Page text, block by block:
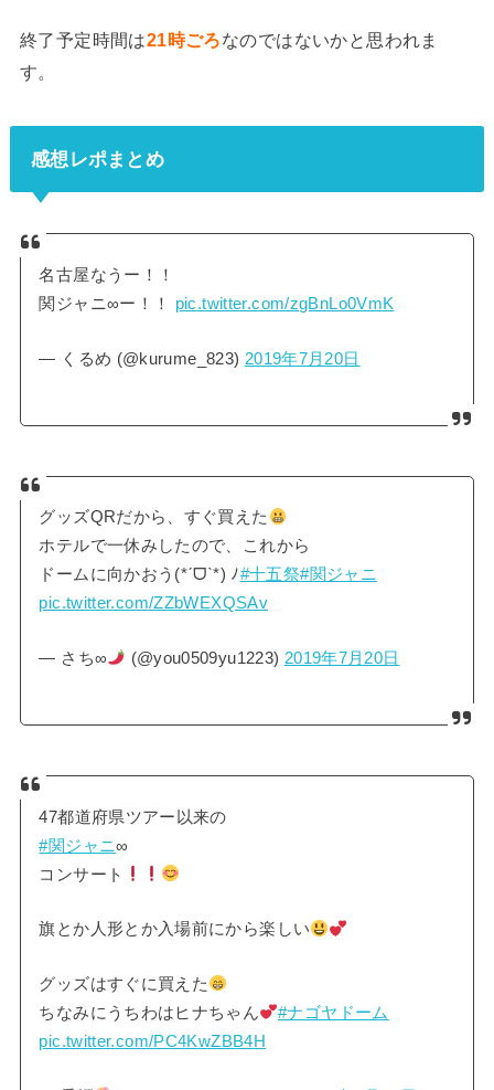
終了予定時間は21時ごろなのではないかと思われま
す。
感想レポまとめ
名古屋なうー！！
関ジャニ∞ー！！ pic.twitter.com/zgBnLo0VmK
— くるめ (@kurume_823) 2019年7月20日
グッズQRだから、すぐ買えた
ホテルで一休みしたので、これから
ドームに向かおう(*ˊᗜˋ*) ﾉ#十五祭#関ジャニ
pic.twitter.com/ZZbWEXQSAv
— さち∞ (@you0509yu1223) 2019年7月20日
47都道府県ツアー以来の
#関ジャニ∞
コンサート
旗とか人形とか入場前にから楽しい
グッズはすぐに買えた
ちなみにうちわはヒナちゃん
#ナゴヤドーム
pic.twitter.com/PC4KwZBB4H